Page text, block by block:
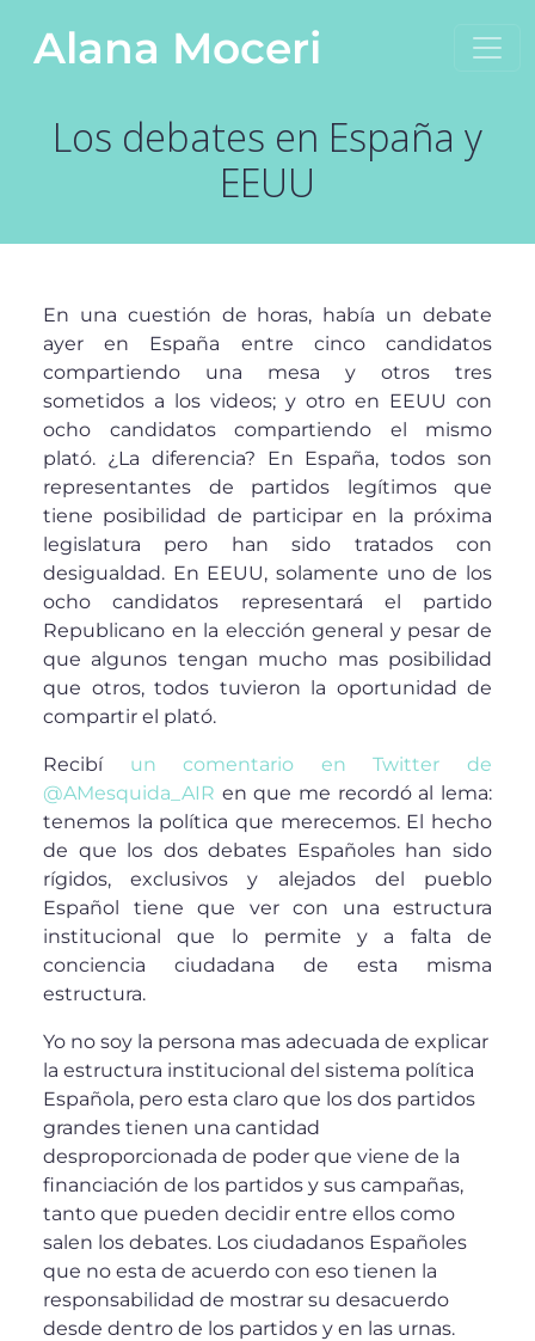
Navegación principal
Alana Moceri
Los debates en España y
EEUU
En una cuestión de horas, había un debate
ayer en España entre cinco candidatos
compartiendo una mesa y otros tres
sometidos a los videos; y otro en EEUU con
ocho candidatos compartiendo el mismo
plató. ¿La diferencia? En España, todos son
representantes de partidos legítimos que
tiene posibilidad de participar en la próxima
legislatura pero han sido tratados con
desigualdad. En EEUU, solamente uno de los
ocho candidatos representará el partido
Republicano en la elección general y pesar de
que algunos tengan mucho mas posibilidad
que otros, todos tuvieron la oportunidad de
compartir el plató.
Recibí un comentario en Twitter de
@AMesquida_AIR en que me recordó al lema:
tenemos la política que merecemos. El hecho
de que los dos debates Españoles han sido
rígidos, exclusivos y alejados del pueblo
Español tiene que ver con una estructura
institucional que lo permite y a falta de
conciencia ciudadana de esta misma
estructura.
Yo no soy la persona mas adecuada de explicar
la estructura institucional del sistema política
Española, pero esta claro que los dos partidos
grandes tienen una cantidad
desproporcionada de poder que viene de la
financiación de los partidos y sus campañas,
tanto que pueden decidir entre ellos como
salen los debates. Los ciudadanos Españoles
que no esta de acuerdo con eso tienen la
responsabilidad de mostrar su desacuerdo
desde dentro de los partidos y en las urnas.